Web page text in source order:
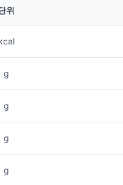
위
g
g
g
g